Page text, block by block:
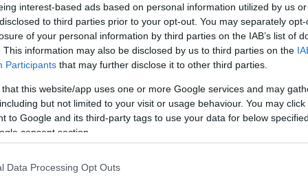
interest-based ads based on personal information utilized by us
to third parties prior to your opt-out. You may separately
of your personal information by third parties on the IAB’s list of
This information may also be disclosed by us to third parties on the
Participants that may further disclose it to other third parties.
that this website/app uses one or more Google services and may
but not limited to your visit or usage behaviour. You may
to Google and its third-party tags to use your data for below
consent section.
Data Processing Opt Outs